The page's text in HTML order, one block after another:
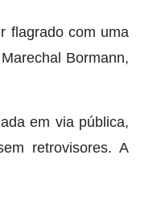
flagrado com uma
Bormann,
em via pública,
retrovisores. A